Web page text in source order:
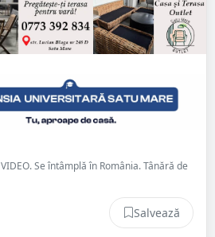
VIDEO. Se întâmplă în România. Tânără de
Salvează